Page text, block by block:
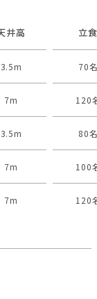
井高 立
3.5m 70
7m 120
3.5m 80
7m 100
7m 120